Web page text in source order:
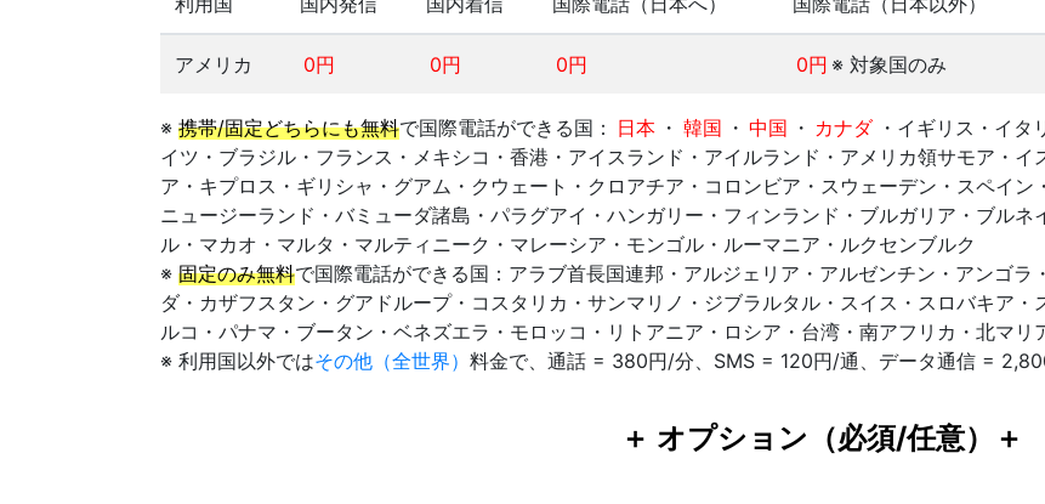
アメリカ 0円 0円 0円 0円 ※ 対象国のみ
※ 携帯/固定どちらにも無料で国際電話ができる国： 日本 ・ 韓国 ・ 中国 ・ カナダ ・イギリス・イ
イツ・ブラジル・フランス・メキシコ・香港・アイスランド・アイルランド・アメリカ領サモア・イ
ア・キプロス・ギリシャ・グアム・クウェート・クロアチア・コロンビア・スウェーデン・スペイン
ニュージーランド・バミューダ諸島・パラグアイ・ハンガリー・フィンランド・ブルガリア・ブル
ル・マカオ・マルタ・マルティニーク・マレーシア・モンゴル・ルーマニア・ルクセンブルク
※ 固定のみ無料で国際電話ができる国：アラブ首長国連邦・アルジェリア・アルゼンチン・アンゴ
ダ・カザフスタン・グアドループ・コスタリカ・サンマリノ・ジブラルタル・スイス・スロバキア
ルコ・パナマ・ブータン・ベネズエラ・モロッコ・リトアニア・ロシア・台湾・南アフリカ・北マリ
※ 利用国以外ではその他（全世界） 料金で、通話 = 380円/分、SMS = 120円/通、データ通信 =
＋ オプション（必須/任意）＋